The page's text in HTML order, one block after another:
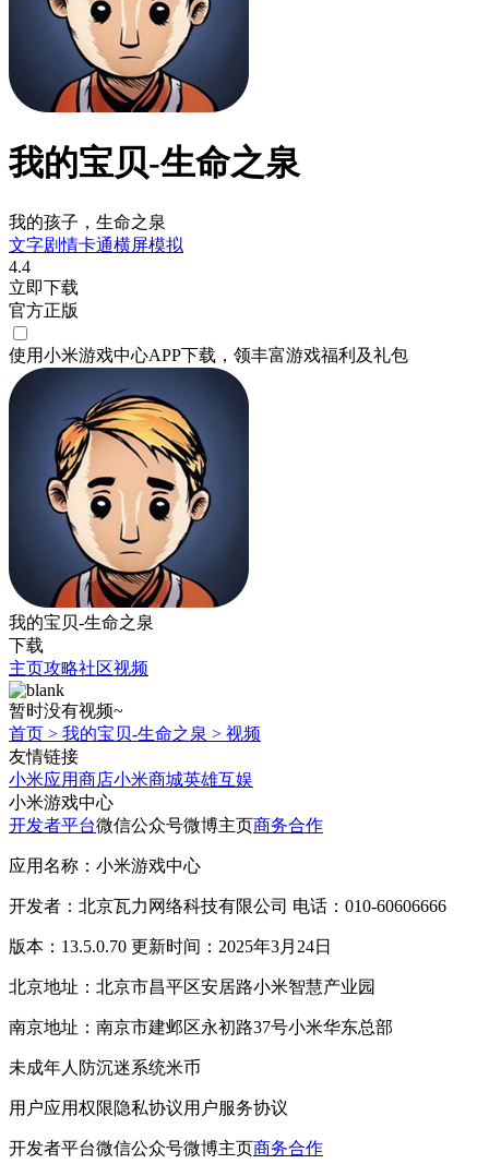
我的宝贝-生命之泉
我的孩子，生命之泉
文字剧情卡通横屏模拟
4.4
立即下载
官方正版
使用小米游戏中心APP下载 ，领丰富游戏福利 及礼包
我的宝贝-生命之泉
下载
主页攻略社区视频
暂时没有视频~
首页 > 我的宝贝-生命之泉 > 视频
友情链接
小米应用商店小米商城英雄互娱
小米游戏中心
开发者平台微信公众号微博主页商务合作
应用名称：小米游戏中心
开发者：北京瓦力网络科技有限公司 电话：010-60606666
版本：13.5.0.70 更新时间：2025年3月24日
北京地址：北京市昌平区安居路小米智慧产业园
南京地址：南京市建邺区永初路37号小米华东总部
未成年人防沉迷系统米币
用户应用权限隐私协议用户服务协议
开发者平台微信公众号微博主页商务合作